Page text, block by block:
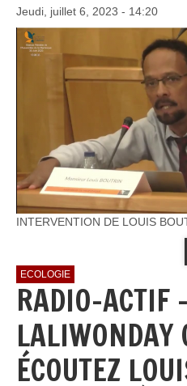
Jeudi, juillet 6, 2023 - 14:20
INTERVENTION DE LOUIS
ECOLOGIE
RADIO-ACTIF
ÉCOUTEZ